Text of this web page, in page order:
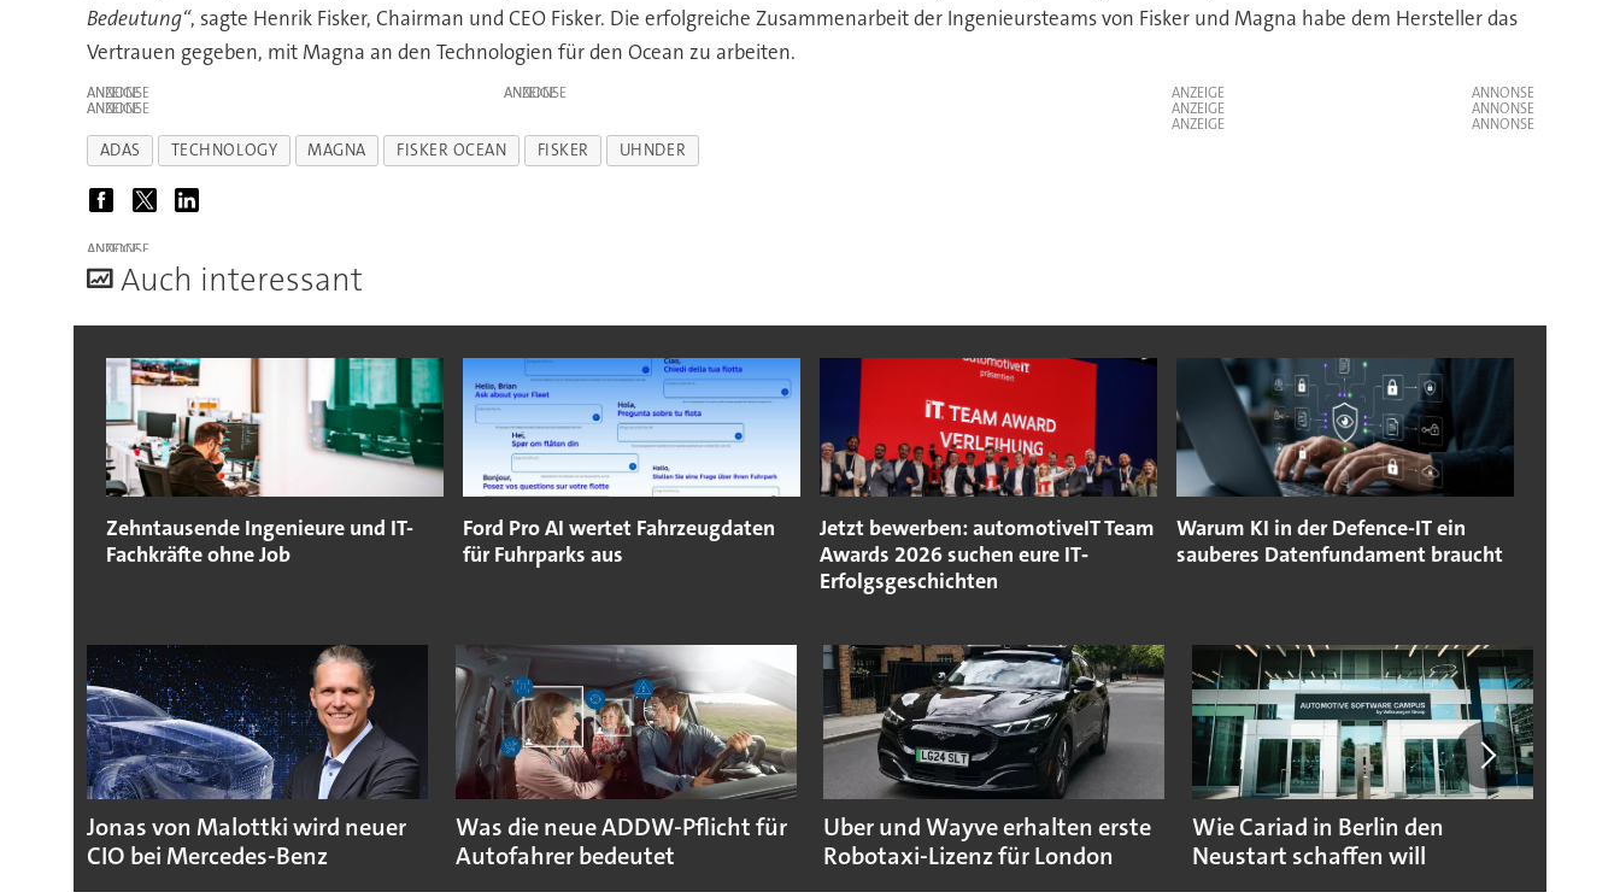
Bedeutung“, sagte Henrik Fisker, Chairman und CEO Fisker. Die erfolgreiche Zusammenarbeit der Ingenieursteams von Fisker und Magna habe dem Hersteller das
Vertrauen gegeben, mit Magna an den Technologien für den Ocean zu arbeiten.
ANZEIGE ANZEIGE
ANZEIGE
ANZEIGE
ANZEIGE
ANZEIGE
ADAS TECHNOLOGY MAGNA FISKER OCEAN FISKER UHNDER
ANZEIGE
Auch interessant
Zehntausende Ingenieure und IT-
Fachkräfte ohne Job
Ford Pro AI wertet Fahrzeugdaten
für Fuhrparks aus
Jetzt bewerben: automotiveIT Team
Awards 2026 suchen eure IT‐
Erfolgsgeschichten
Warum KI in der Defence-IT ein
sauberes Datenfundament braucht
Jonas von Malottki wird neuer
CIO bei Mercedes-Benz
Was die neue ADDW-Pflicht für
Autofahrer bedeutet
Uber und Wayve erhalten erste
Robotaxi-Lizenz für London
Wie Cariad in Berlin den
Neustart schaffen will